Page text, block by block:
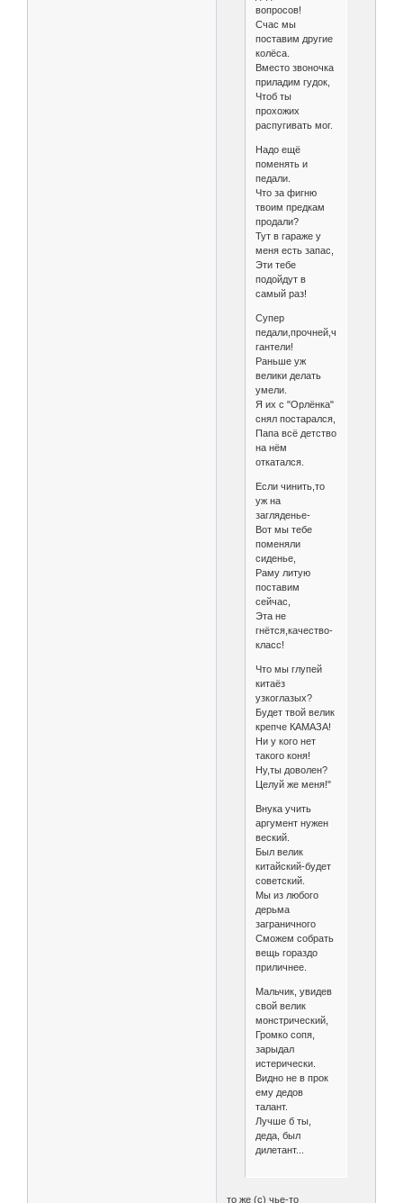
вопросов!
Счас мы
поставим другие
колёса.
Вместо звоночка
приладим гудок,
Чтоб ты
прохожих
распугивать мог.
Надо ещё
поменять и
педали.
Что за фигню
твоим предкам
продали?
Тут в гараже у
меня есть запас,
Эти тебе
подойдут в
самый раз!
Супер
педали,прочней,чем
гантели!
Раньше уж
велики делать
умели.
Я их с "Орлёнка"
снял постарался,
Папа всё детство
на нём
откатался.
Если чинить,то
уж на
загляденье-
Вот мы тебе
поменяли
сиденье,
Раму литую
поставим
сейчас,
Эта не
гнётся,качество-
класс!
Что мы глупей
китаёз
узкоглазых?
Будет твой велик
крепче КАМАЗА!
Ни у кого нет
такого коня!
Ну,ты доволен?
Целуй же меня!"
Внука учить
аргумент нужен
веский.
Был велик
китайский-будет
советский.
Мы из любого
дерьма
заграничного
Сможем собрать
вещь гораздо
приличнее.
Мальчик, увидев
свой велик
монстрический,
Громко сопя,
зарыдал
истерически.
Видно не в прок
ему дедов
талант.
Лучше б ты,
деда, был
дилетант...
то же (с) чье-то